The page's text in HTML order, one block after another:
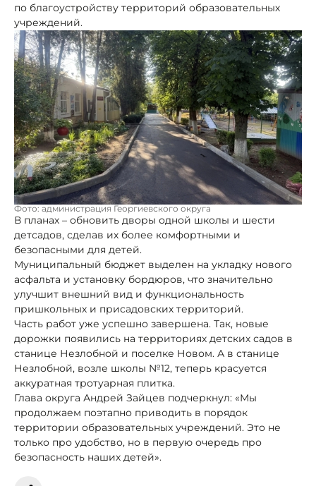
по благоустройству территорий образовательных
учреждений.
Фото: администрация Георгиевского округа
В планах – обновить дворы одной школы и шести
детсадов, сделав их более комфортными и
безопасными для детей.
Муниципальный бюджет выделен на укладку нового
асфальта и установку бордюров, что значительно
улучшит внешний вид и функциональность
пришкольных и присадовских территорий.
Часть работ уже успешно завершена. Так, новые
дорожки появились на территориях детских садов в
станице Незлобной и поселке Новом. А в станице
Незлобной, возле школы №12, теперь красуется
аккуратная тротуарная плитка.
Глава округа Андрей Зайцев подчеркнул: «Мы
продолжаем поэтапно приводить в порядок
территории образовательных учреждений. Это не
только про удобство, но в первую очередь про
безопасность наших детей».